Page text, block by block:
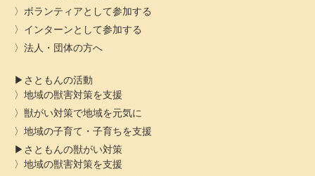
ボランティアとして参加する
インターンとして参加する
法人・団体の方へ
さともんの活動
地域の獣害対策を支援
獣がい対策で地域を元気に
地域の子育て・子育ちを支援
さともんの獣がい対策
地域の獣害対策を支援